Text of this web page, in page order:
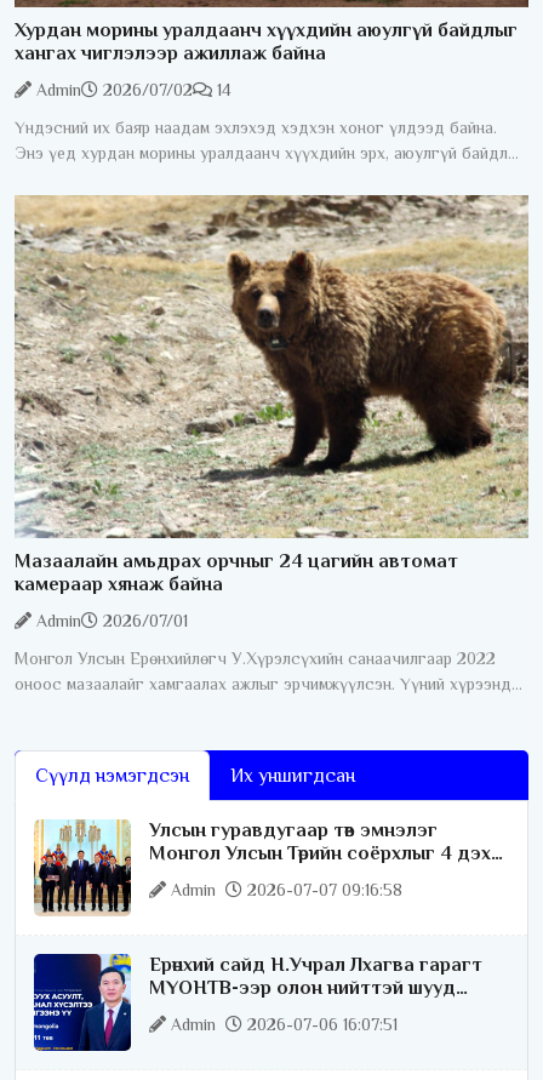
Хурдан морины уралдаанч хүүхдийн аюулгүй байдлыг
хангах чиглэлээр ажиллаж байна
Admin 2026/07/02
14
Үндэсний их баяр наадам эхлэхэд хэдхэн хоног үлдээд байна.
Энэ үед хурдан морины уралдаанч хүүхдийн эрх, аюулгүй байдлыг
морины
Мазаалайн амьдрах орчныг 24 цагийн автомат
камераар хянаж байна
Admin
2026/07/01
Монгол Улсын Ерөнхийлөгч У.Хүрэлсүхийн санаачилгаар 2022
оноос мазаалайг хамгаалах ажлыг эрчимжүүлсэн. Үүний хүрээнд
Сүүлд нэмэгдсэн Их уншигдсан
Улсын гуравдугаар төв эмнэлэг
Монгол Улсын Төрийн соёрхлыг 4 дэх
удаагаа хүртлээ
Admin 2026-07-07 09:16:58
Ерөнхий сайд Н.Учрал Лхагва гарагт
МҮОНТВ-ээр олон нийттэй шууд
ярилцана
Admin 2026-07-06 16:07:51